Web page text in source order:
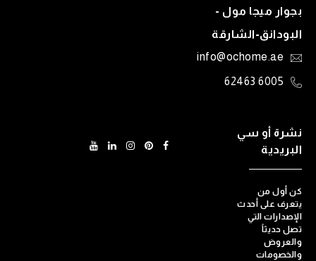
بجوار ميجا مول -
البودانق-الشارقة
info@ochome.ae
6005 62463
نشرة أو سي
البريدية
كن أول من
يتعرف على أحدث
الإصدارات التي
تصل حديثاً
والعروض
والخصومات